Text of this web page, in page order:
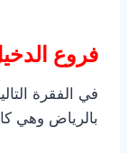
فروع
في الفقرة
بالرياض وهي كا